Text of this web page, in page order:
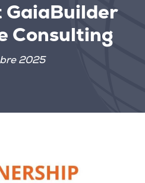
Consulting
2025